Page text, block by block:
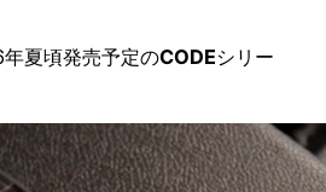
夏頃発売予定のCODEシリー